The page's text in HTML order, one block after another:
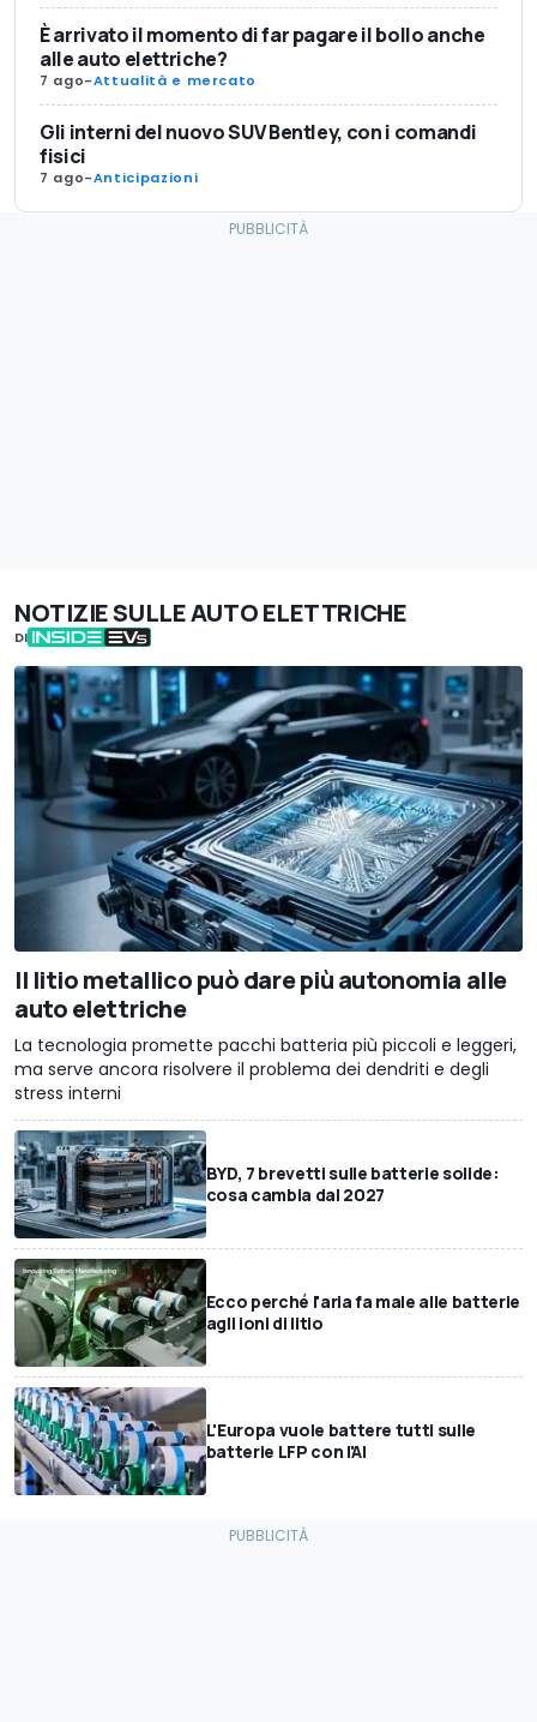
È arrivato il momento di far pagare il bollo anche
alle auto elettriche?
7 ago-Attualità e mercato
Gli interni del nuovo SUV Bentley, con i comandi
fisici
7 ago-Anticipazioni
NOTIZIE SULLE AUTO ELETTRICHE
DI
Il litio metallico può dare più autonomia alle
auto elettriche
La tecnologia promette pacchi batteria più piccoli e leggeri,
ma serve ancora risolvere il problema dei dendriti e degli
stress interni
BYD, 7 brevetti sulle batterie solide:
cosa cambia dal 2027
Ecco perché l'aria fa male alle batterie
agli ioni di litio
L'Europa vuole battere tutti sulle
batterie LFP con l'AI